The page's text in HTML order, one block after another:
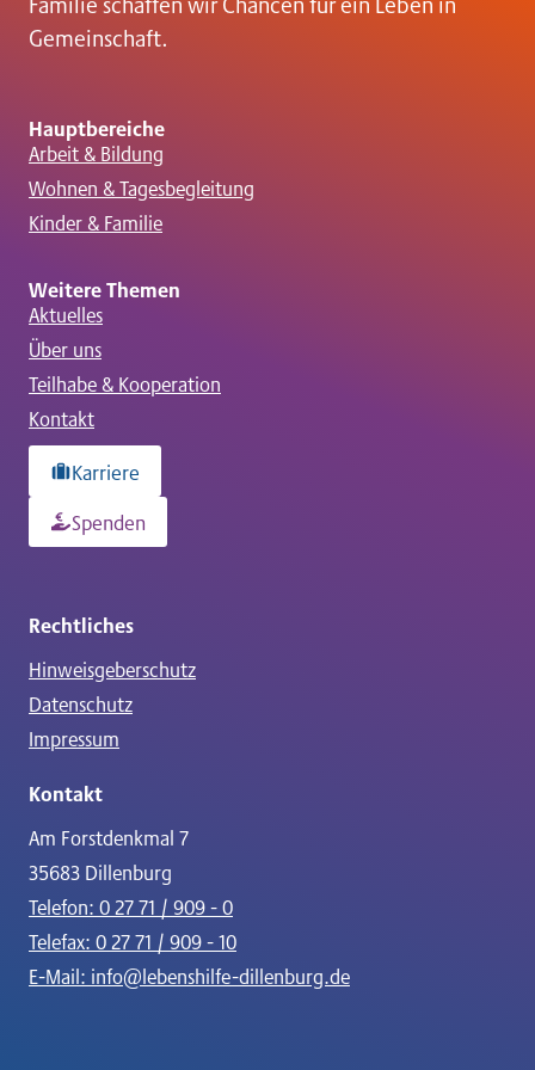
t
o
n
Gemeinschaft.
Hauptbereiche
Arbeit & Bildung
Wohnen & Tagesbegleitung
Kinder & Familie
Weitere Themen
Aktuelles
Über uns
Teilhabe & Kooperation
Kontakt
Karriere
Spenden
Rechtliches
Hinweisgeberschutz
Datenschutz
Impressum
Kontakt
Am Forstdenkmal 7
35683 Dillenburg
Telefon: 0 27 71 / 909 - 0
Telefax: 0 27 71 / 909 - 10
E-Mail: info@lebenshilfe-dillenburg.de